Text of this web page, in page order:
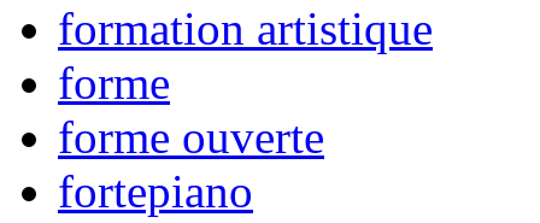
formation artistique
forme
forme ouverte
fortepiano